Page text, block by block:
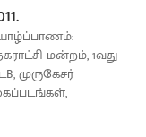
யாழ்ப்பாணம்:
மன்றம், 1வது
முருகேசர்